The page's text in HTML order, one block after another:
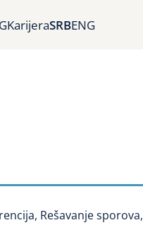
KarijeraSRBENG
Rešavanje sporova,